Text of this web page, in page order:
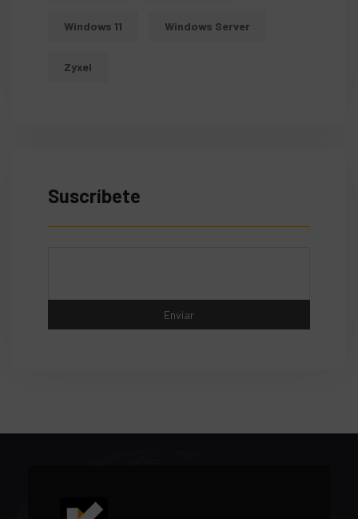
Windows 11 Windows Server
Zyxel
Suscríbete